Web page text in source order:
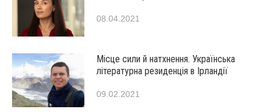
08.04.2021
Місце сили й натхнення. Українська
літературна резиденція в Ірландії
09.02.2021